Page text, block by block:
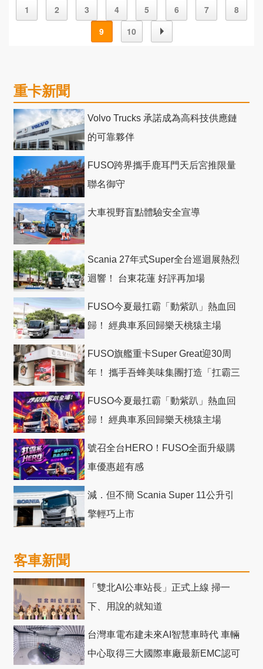
1 2 3 4 5 6 7
8
9
10
重卡新聞
Volvo Trucks 承諾成為高科技供應鏈
的可靠夥伴
FUSO跨界攜手鹿耳門天后宮推限量
聯名御守
大車視野盲點體驗安全宣導
Scania 27年式Super全台巡迴展熱烈
迴響！ 台東花蓮 好評再加場
FUSO今夏最扛霸「動紫趴」熱血回
歸！ 經典車系回歸樂天桃猿主場
FUSO旗艦重卡Super Great迎30周
年！ 攜手吾蜂美味集團打造「扛霸三
FUSO今夏最扛霸「動紫趴」熱血回
歸！ 經典車系回歸樂天桃猿主場
號召全台HERO！FUSO全面升級購
車優惠超有感
減．但不簡 Scania Super 11公升引
擎輕巧上市
客車新聞
「雙北AI公車站長」正式上線 掃一
下、用說的就知道
台灣車電布建未來AI智慧車時代 車輛
中心取得三大國際車廠最新EMC認可